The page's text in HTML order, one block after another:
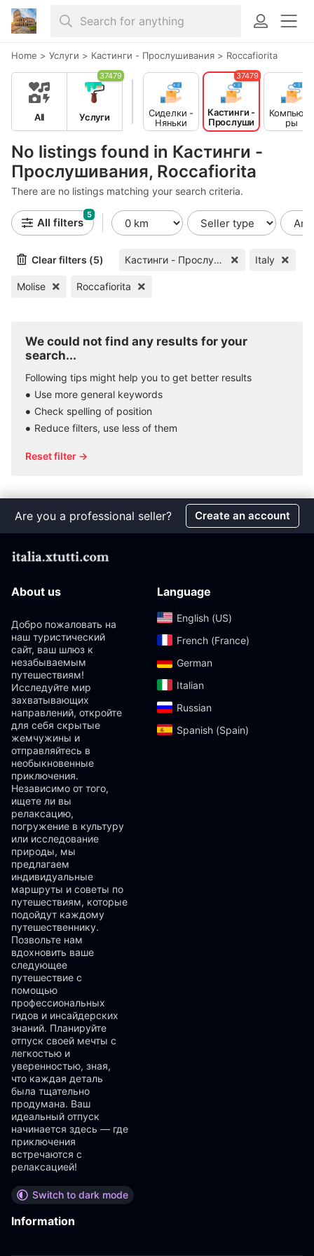
Home > Услуги > Кастинги - Прослушивания > Roccafiorita
No listings found in Кастинги -
Прослушивания, Roccafiorita
There are no listings matching your search criteria.
All Услуги
37479
Сиделки -
Няньки
Кастинги -
Прослуши
вания
37479
Компьюте
ры
All filters
5
Clear filters (5) Кастинги - Прослушивания Italy
Molise Roccafiorita
We could not find any results for your
search...
Following tips might help you to get better results
Use more general keywords
Check spelling of position
Reduce filters, use less of them
Reset filter →
Are you a professional seller? Create an account
About us
Добро пожаловать на
наш туристический
сайт, ваш шлюз к
незабываемым
путешествиям!
Исследуйте мир
захватывающих
направлений, откройте
для себя скрытые
жемчужины и
отправляйтесь в
необыкновенные
приключения.
Независимо от того,
ищете ли вы
релаксацию,
погружение в культуру
или исследование
природы, мы
предлагаем
индивидуальные
маршруты и советы по
путешествиям, которые
подойдут каждому
путешественнику.
Позвольте нам
вдохновить ваше
следующее
путешествие с
помощью
профессиональных
гидов и инсайдерских
знаний. Планируйте
отпуск своей мечты с
легкостью и
уверенностью, зная,
что каждая деталь
была тщательно
продумана. Ваш
идеальный отпуск
начинается здесь — где
приключения
встречаются с
релаксацией!
Switch to dark mode
Language
English (US)‎
French (France)‎
German‎
Italian‎
Russian‎
Spanish (Spain)‎
Information